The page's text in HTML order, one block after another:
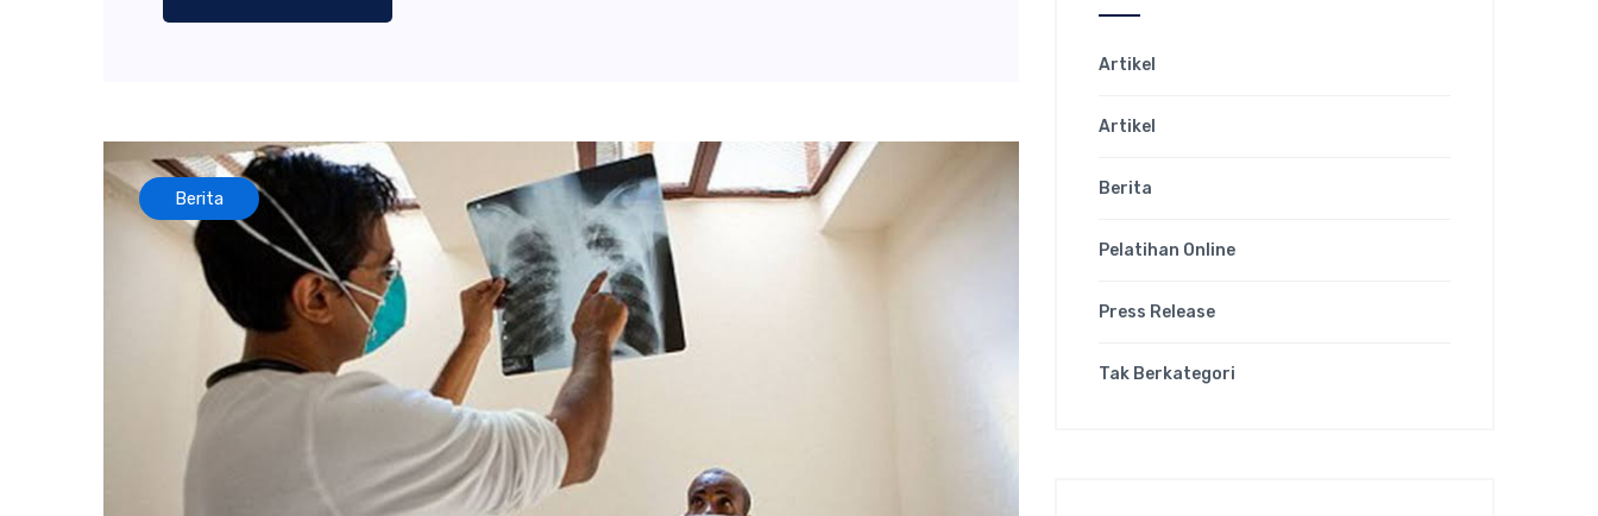
Berita
Artikel
Artikel
Berita
Pelatihan Online
Press Release
Tak Berkategori